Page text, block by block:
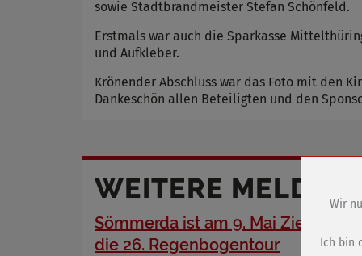
sowie Stadtbrandmeister Stefan Schönfeld.
Erstmals war auch die Sparkasse
und Aufkleber.
Krönender Abschluss war das Foto mit den
Dankeschön allen Beteiligten und den
WEITERE
Sömmerda ist am 9. Mai Zielort für
die 26. Regenbogentour
Anbieter
Wir
Ich bin